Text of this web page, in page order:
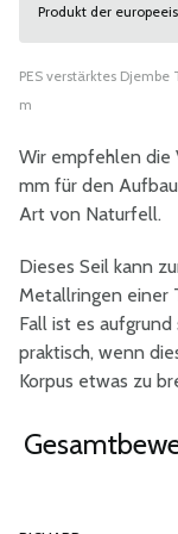
Produkt der
PES verstärktes
m
Wir empfehlen die
mm für den
Art von Naturfell.
Dieses Seil kann
Metallringen einer
Fall ist es
praktisch, wenn
Korpus etwas zu